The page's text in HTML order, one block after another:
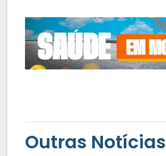
Outras Notícias